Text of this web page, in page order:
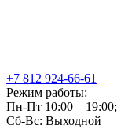
+7 812 924-66-61
Режим работы:
Пн-Пт 10:00—19:00;
Сб-Вс: Выходной